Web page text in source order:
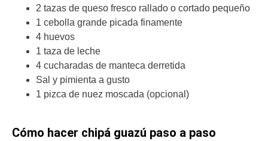
2 tazas de queso fresco rallado o cortado pequeño
1 cebolla grande picada finamente
4 huevos
1 taza de leche
4 cucharadas de manteca derretida
Sal y pimienta a gusto
1 pizca de nuez moscada (opcional)
Cómo hacer chipá guazú paso a paso